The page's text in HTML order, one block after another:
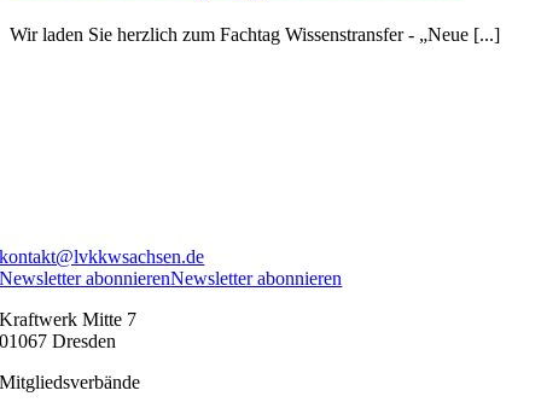
Wir laden Sie herzlich zum Fachtag Wissenstransfer - „Neue [...]
kontakt@lvkkwsachsen.de
Newsletter abonnierenNewsletter abonnieren
Kraftwerk Mitte 7
01067 Dresden
Mitgliedsverbände